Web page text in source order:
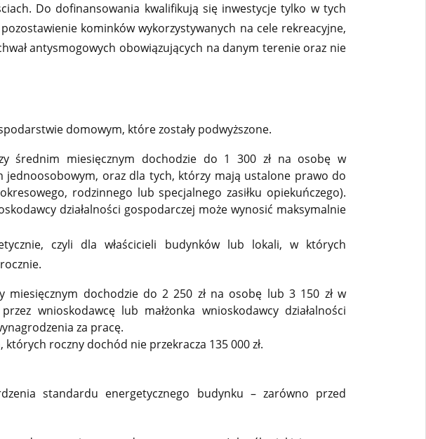
Do dofinansowania kwalifikują się inwestycje tylko w tych
kominków wykorzystywanych na cele rekreacyjne,
antysmogowych obowiązujących na danym terenie oraz nie
domowym, które zostały podwyższone.
średnim miesięcznym dochodzie do 1 300 zł na osobę w
oraz dla tych, którzy mają ustalone prawo do
rodzinnego lub specjalnego zasiłku opiekuńczego).
działalności gospodarczej może wynosić maksymalnie
czyli dla właścicieli budynków lub lokali, w których
miesięcznym dochodzie do 2 250 zł na osobę lub 3 150 zł w
wnioskodawcę lub małżonka wnioskodawcy działalności
za pracę.
roczny dochód nie przekracza 135 000 zł.
standardu energetycznego budynku – zarówno przed